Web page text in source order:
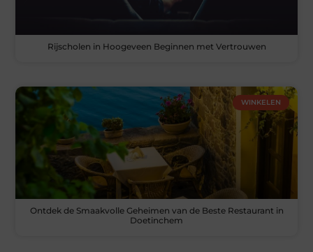
Rijscholen in Hoogeveen Beginnen met Vertrouwen
WINKELEN
Ontdek de Smaakvolle Geheimen van de Beste Restaurant in
Doetinchem